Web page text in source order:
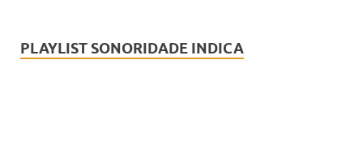
PLAYLIST SONORIDADE INDICA